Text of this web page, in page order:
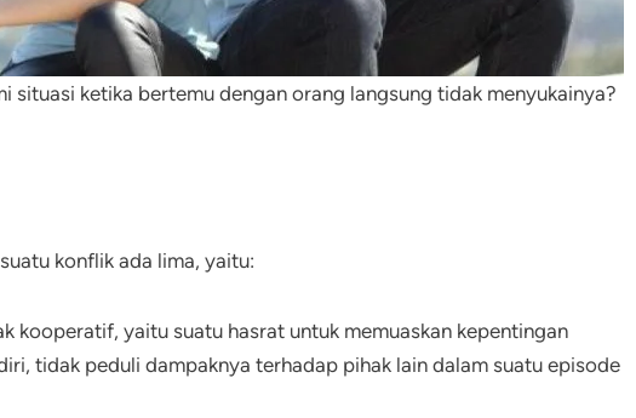
situasi ketika bertemu dengan orang langsung tidak menyukainya?
konflik ada lima, yaitu:
kooperatif, yaitu suatu hasrat untuk memuaskan kepentingan
tidak peduli dampaknya terhadap pihak lain dalam suatu episode